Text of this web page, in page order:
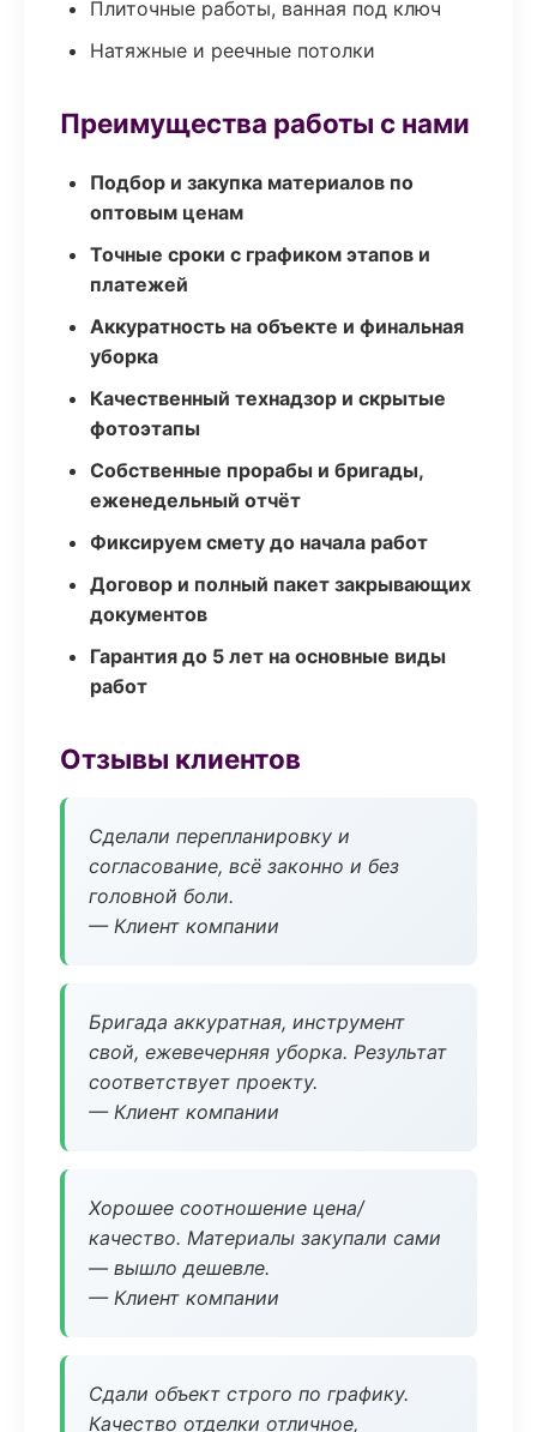
Плиточные работы, ванная под ключ
Натяжные и реечные потолки
Преимущества работы с нами
Подбор и закупка материалов по
оптовым ценам
Точные сроки с графиком этапов и
платежей
Аккуратность на объекте и финальная
уборка
Качественный технадзор и скрытые
фотоэтапы
Собственные прорабы и бригады,
еженедельный отчёт
Фиксируем смету до начала работ
Договор и полный пакет закрывающих
документов
Гарантия до 5 лет на основные виды
работ
Отзывы клиентов
Сделали перепланировку и
согласование, всё законно и без
головной боли.
— Клиент компании
Бригада аккуратная, инструмент
свой, ежевечерняя уборка. Результат
соответствует проекту.
— Клиент компании
Хорошее соотношение цена/
качество. Материалы закупали сами
— вышло дешевле.
— Клиент компании
Сдали объект строго по графику.
Качество отделки отличное,